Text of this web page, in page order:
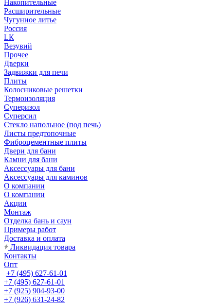
Накопительные
Расширительные
Чугунное литье
Россия
LК
Везувий
Прочее
Дверки
Задвижки для печи
Плиты
Колосниковые решетки
Термоизоляция
Суперизол
Суперсил
Стекло напольное (под печь)
Листы предтопочные
Фиброцементные плиты
Двери для бани
Камни для бани
Аксессуары для бани
Аксессуары для каминов
О компании
О компании
Акции
Монтаж
Отделка бань и саун
Примеры работ
Доставка и оплата
Ликвидация товара
Контакты
Опт
+7 (495) 627-61-01
+7 (495) 627-61-01
+7 (925) 904-93-00
+7 (926) 631-24-82